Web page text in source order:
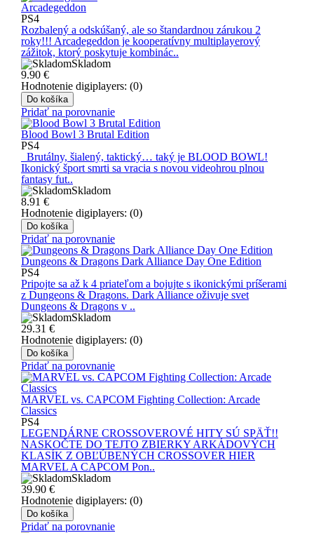
Arcadegeddon
PS4
Rozbalený a odskúšaný, ale so štandardnou zárukou 2
roky!!! Arcadegeddon je kooperatívny multiplayerový
zážitok, ktorý poskytuje kombinác..
Skladom
9.90 €
Hodnotenie digiplayers: (0)
Do košíka
Pridať na porovnanie
Blood Bowl 3 Brutal Edition
PS4
Brutálny, šialený, taktický… taký je BLOOD BOWL!
Ikonický šport smrti sa vracia s novou videohrou plnou
fantasy fut..
Skladom
8.91 €
Hodnotenie digiplayers: (0)
Do košíka
Pridať na porovnanie
Dungeons & Dragons Dark Alliance Day One Edition
PS4
Pripojte sa až k 4 priateľom a bojujte s ikonickými príšerami
z Dungeons & Dragons. Dark Alliance oživuje svet
Dungeons & Dragons v ..
Skladom
29.31 €
Hodnotenie digiplayers: (0)
Do košíka
Pridať na porovnanie
MARVEL vs. CAPCOM Fighting Collection: Arcade
Classics
PS4
LEGENDÁRNE CROSSOVEROVÉ HITY SÚ SPÄŤ!!
NASKOČTE DO TEJTO ZBIERKY ARKÁDOVÝCH
KLASÍK Z OBĽÚBENÝCH CROSSOVER HIER
MARVEL A CAPCOM Pon..
Skladom
39.90 €
Hodnotenie digiplayers: (0)
Do košíka
Pridať na porovnanie